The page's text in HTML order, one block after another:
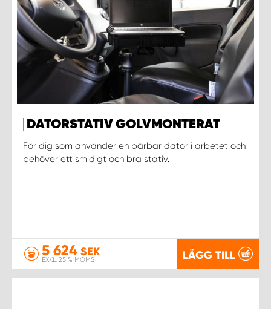
DATORSTATIV GOLVMONTERAT
För dig som använder en bärbar dator i arbetet och
behöver ett smidigt och bra stativ.
5 624 SEK
EXKL. 25 % MOMS LÄGG TILL
WORK SYSTEM KIRUNA
WORK SYSTEM KRISTIANSTAD
WORK SYSTEM LINKÖPING
WORK SYSTEM LULEÅ
WORK SYSTEM STAFFANSTORP
WORK SYSTEM STOCKHOLM NORR